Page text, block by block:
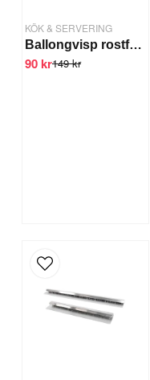
KÖK & SERVERING
Ballongvisp rostfri 40 cm
149 kr
90 kr